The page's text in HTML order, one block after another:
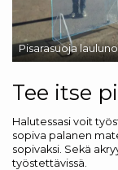
Pisarasuoja
Tee itse
Halutessasi voit
sopiva palanen
sopivaksi. Sekä
työstettävissä.